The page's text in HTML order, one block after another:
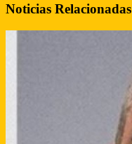
Noticias Relacionadas